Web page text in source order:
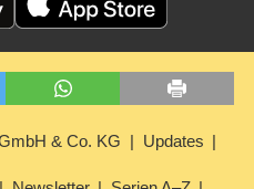
& Co. KG Updates